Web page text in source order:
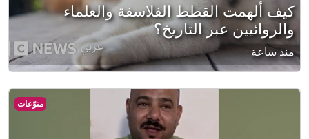
كيف ألهمت القطط الفلاسفة والعلماء
والروائيين عبر التاريخ؟
منذ ساعة
منوّعات